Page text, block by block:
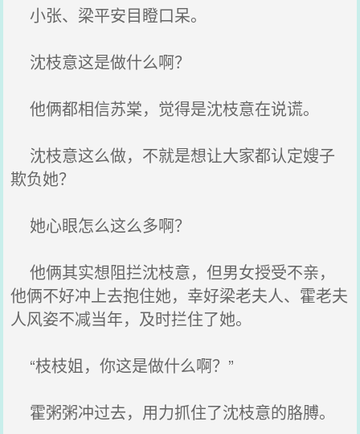
小张、梁平安目瞪口呆。
沈枝意这是做什么啊？
他俩都相信苏棠，觉得是沈枝意在说谎。
沈枝意这么做，不就是想让大家都认定嫂子
欺负她？
她心眼怎么这么多啊？
他俩其实想阻拦沈枝意，但男女授受不亲，
他俩不好冲上去抱住她，幸好梁老夫人、霍老夫
人风姿不减当年，及时拦住了她。
“枝枝姐，你这是做什么啊？”
霍粥粥冲过去，用力抓住了沈枝意的胳膊。